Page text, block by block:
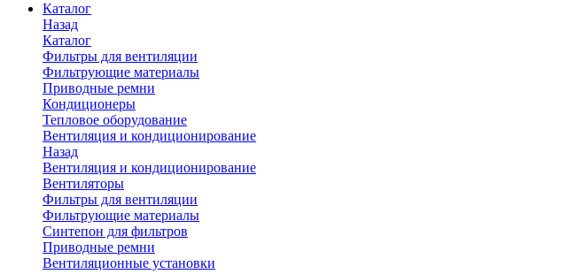
Каталог
Назад
Каталог
Фильтры для вентиляции
Фильтрующие материалы
Приводные ремни
Кондиционеры
Тепловое оборудование
Вентиляция и кондиционирование
Назад
Вентиляция и кондиционирование
Вентиляторы
Фильтры для вентиляции
Фильтрующие материалы
Синтепон для фильтров
Приводные ремни
Вентиляционные установки